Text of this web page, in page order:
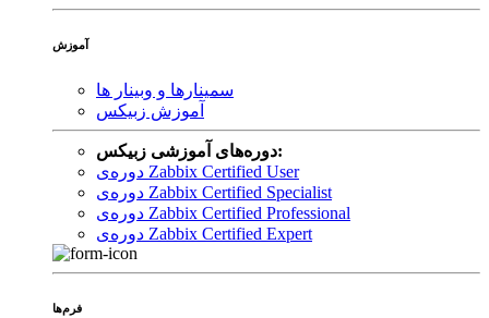
آموزش
سمینارها و وبینار ها
آموزش زبیکس
دوره‌های آموزشی زبیکس:
دوره‌ی Zabbix Certified User
دوره‌ی Zabbix Certified Specialist
دوره‌ی Zabbix Certified Professional
دوره‌ی Zabbix Certified Expert
فرم‌ها